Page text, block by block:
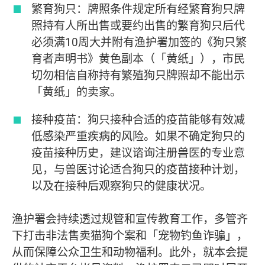
繁育狗只：牌照条件规定所有经繁育狗只牌
照持有人所出售或要约出售的繁育狗只后代
必须满10周大并附有渔护署加签的《狗只繁
育者声明书》黄色副本（「黄纸」），市民
切勿相信自称持有繁殖狗只牌照却不能出示
「黄纸」的卖家。
接种疫苗：狗只接种合适的疫苗能够有效减
低感染严重疾病的风险。如果不确定狗只的
疫苗接种历史，建议谘询注册兽医的专业意
见，与兽医讨论适合狗只的疫苗接种计划，
以及在接种后观察狗只的健康状况。
渔护署会持续透过规管和宣传教育工作，多管齐
下打击非法售卖猫狗个案和「宠物钓鱼诈骗」，
从而保障公众卫生和动物福利。此外，就本会提